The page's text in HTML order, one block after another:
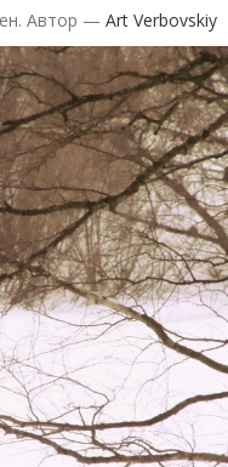
Автор — Art Verbovskiy